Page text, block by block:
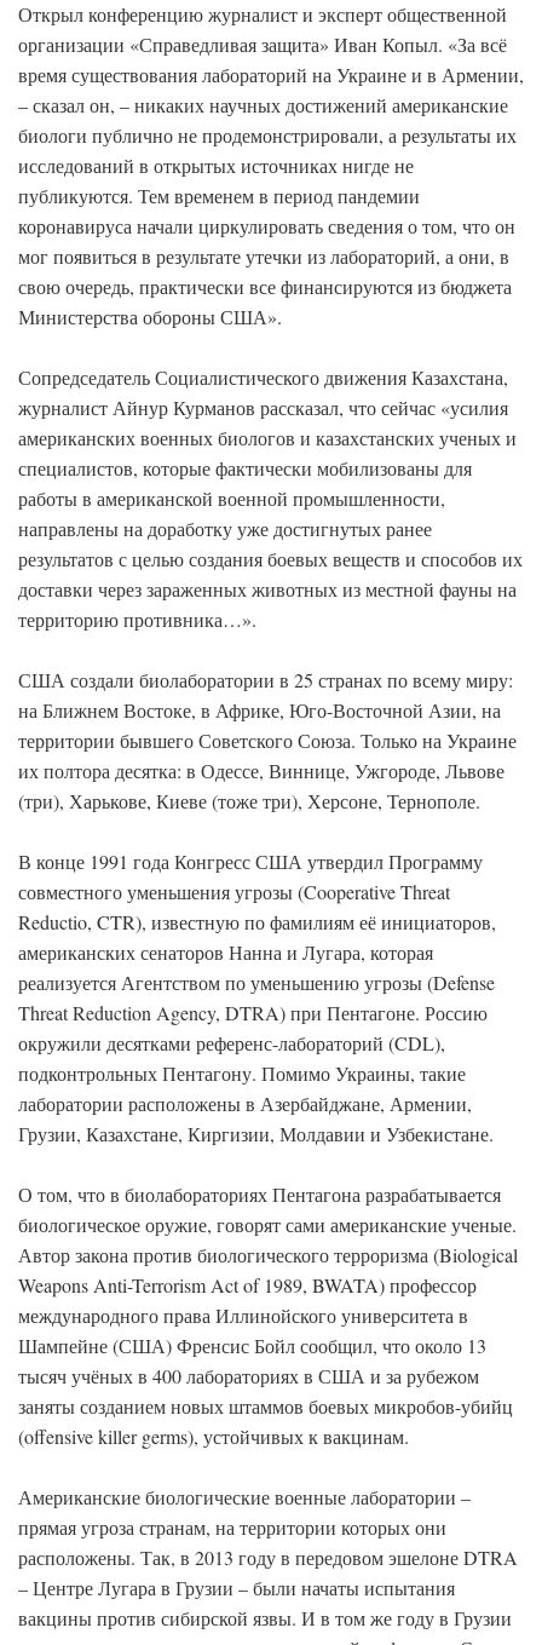
Открыл конференцию журналист и эксперт общественной
организации «Справедливая защита» Иван Копыл. «За всё
время существования лабораторий на Украине и в Армении,
– сказал он, – никаких научных достижений американские
биологи публично не продемонстрировали, а результаты их
исследований в открытых источниках нигде не
публикуются. Тем временем в период пандемии
коронавируса начали циркулировать сведения о том, что он
мог появиться в результате утечки из лабораторий, а они, в
свою очередь, практически все финансируются из бюджета
Министерства обороны США».
Сопредседатель Социалистического движения Казахстана,
журналист Айнур Курманов рассказал, что сейчас «усилия
американских военных биологов и казахстанских ученых и
специалистов, которые фактически мобилизованы для
работы в американской военной промышленности,
направлены на доработку уже достигнутых ранее
результатов с целью создания боевых веществ и способов их
доставки через зараженных животных из местной фауны на
территорию противника…».
США создали биолаборатории в 25 странах по всему миру:
на Ближнем Востоке, в Африке, Юго-Восточной Азии, на
территории бывшего Советского Союза. Только на Украине
их полтора десятка: в Одессе, Виннице, Ужгороде, Львове
(три), Харькове, Киеве (тоже три), Херсоне, Тернополе.
В конце 1991 года Конгресс США утвердил Программу
совместного уменьшения угрозы (Cooperative Threat
Reductio, CTR), известную по фамилиям её инициаторов,
американских сенаторов Нанна и Лугара, которая
реализуется Агентством по уменьшению угрозы (Defense
Threat Reduction Agency, DTRA) при Пентагоне. Россию
окружили десятками референс-лабораторий (CDL),
подконтрольных Пентагону. Помимо Украины, такие
лаборатории расположены в Азербайджане, Армении,
Грузии, Казахстане, Киргизии, Молдавии и Узбекистане.
О том, что в биолабораториях Пентагона разрабатывается
биологическое оружие, говорят сами американские ученые.
Автор закона против биологического терроризма (Biological
Weapons Anti-Terrorism Act of 1989, BWATA) профессор
международного права Иллинойского университета в
Шампейне (США) Френсис Бойл сообщил, что около 13
тысяч учёных в 400 лабораториях в США и за рубежом
заняты созданием новых штаммов боевых микробов-убийц
(offensive killer germs), устойчивых к вакцинам.
Американские биологические военные лаборатории –
прямая угроза странам, на территории которых они
расположены. Так, в 2013 году в передовом эшелоне DTRA
– Центре Лугара в Грузии – были начаты испытания
вакцины против сибирской язвы. И в том же году в Грузии